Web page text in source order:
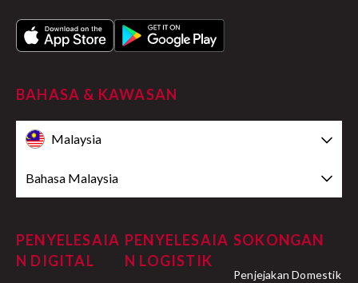
BAHASA & KAWASAN
Malaysia
Bahasa Malaysia
PENYELESAIA
N DIGITAL
PENYELESAIA
N LOGISTIK
SOKONGAN
Penjejakan Domestik